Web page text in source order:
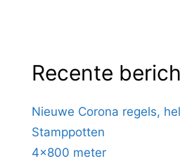
Recente
Nieuwe Corona regels,
Stamppotten
4×800 meter